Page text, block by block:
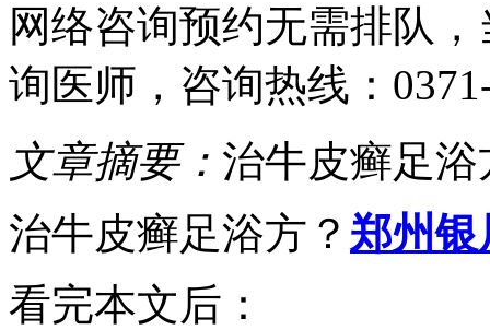
网络咨询预约无需排队
询医师 ，咨询热线：
文章摘要： 治牛皮癣足
治牛皮癣足浴方？ 郑州
看完本文后：